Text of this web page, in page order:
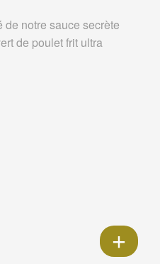
notre sauce secrète
de poulet frit ultra